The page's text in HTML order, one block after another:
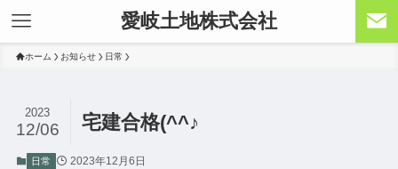
愛岐土地株式会社
ホーム お知らせ 日常
宅建合格(^^♪
2023
12/06
日常 2023年12月6日